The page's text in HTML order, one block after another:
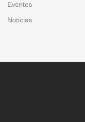
Eventos
Notícias